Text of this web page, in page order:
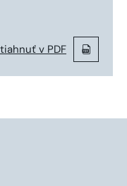
v PDF